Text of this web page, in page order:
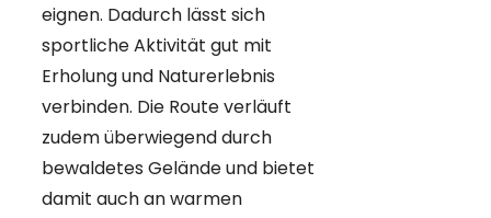
eignen. Dadurch lässt sich
sportliche Aktivität gut mit
Erholung und Naturerlebnis
verbinden. Die Route verläuft
zudem überwiegend durch
bewaldetes Gelände und bietet
damit auch an warmen